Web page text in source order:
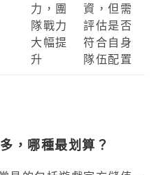
力，團
隊戰力
大幅提
升
資，但需
評估是否
符合自身
隊伍配置
，哪種最划算？